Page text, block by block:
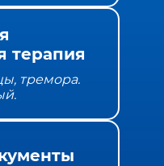
терапия
тремора.